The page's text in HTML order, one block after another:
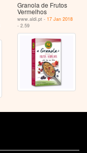
Granola de Frutos
Vermelhos
www.aldi.pt - 17 Jan 2018
- 2.59